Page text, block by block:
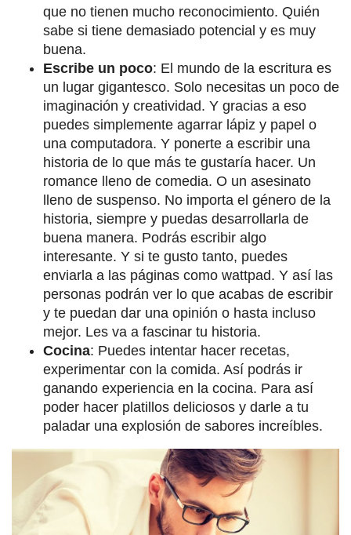
que no tienen mucho reconocimiento. Quién
sabe si tiene demasiado potencial y es muy
buena.
Escribe un poco: El mundo de la escritura es
un lugar gigantesco. Solo necesitas un poco de
imaginación y creatividad. Y gracias a eso
puedes simplemente agarrar lápiz y papel o
una computadora. Y ponerte a escribir una
historia de lo que más te gustaría hacer. Un
romance lleno de comedia. O un asesinato
lleno de suspenso. No importa el género de la
historia, siempre y puedas desarrollarla de
buena manera. Podrás escribir algo
interesante. Y si te gusto tanto, puedes
enviarla a las páginas como wattpad. Y así las
personas podrán ver lo que acabas de escribir
y te puedan dar una opinión o hasta incluso
mejor. Les va a fascinar tu historia.
Cocina: Puedes intentar hacer recetas,
experimentar con la comida. Así podrás ir
ganando experiencia en la cocina. Para así
poder hacer platillos deliciosos y darle a tu
paladar una explosión de sabores increíbles.